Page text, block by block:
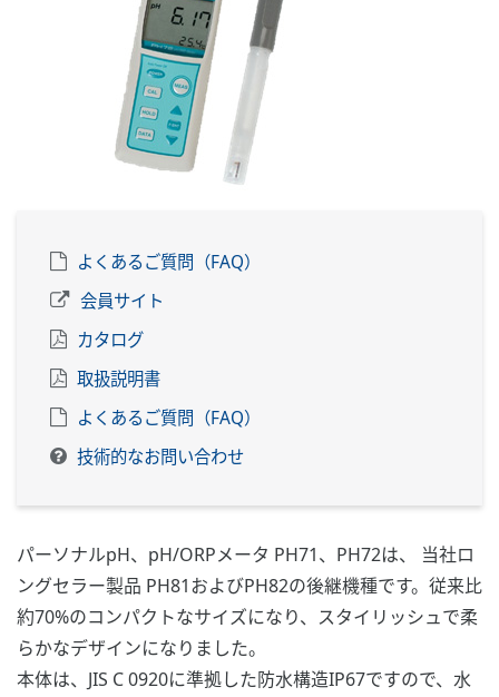
よくあるご質問（FAQ）
会員サイト
カタログ
取扱説明書
よくあるご質問（FAQ）
技術的なお問い合わせ
パーソナルpH、pH/ORPメータ PH71、PH72は、 当社ロ
ングセラー製品 PH81およびPH82の後継機種です。従来比
約70%のコンパクトなサイズになり、スタイリッシュで柔
らかなデザインになりました。
本体は、JIS C 0920に準拠した防水構造IP67ですので、水